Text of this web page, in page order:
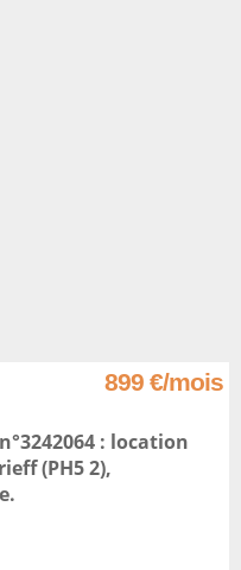
899 €/mois
: location
(PH5 2),
.